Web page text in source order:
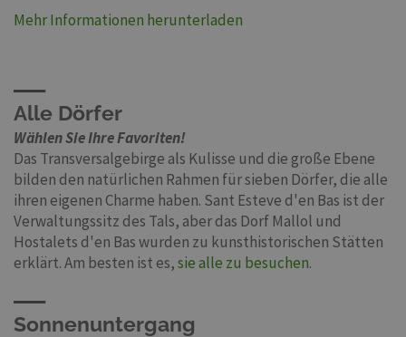
Mehr Informationen herunterladen
Alle Dörfer
Wählen Sie Ihre Favoriten!
Das Transversalgebirge als Kulisse und die große Ebene
bilden den natürlichen Rahmen für sieben Dörfer, die alle
ihren eigenen Charme haben. Sant Esteve d'en Bas ist der
Verwaltungssitz des Tals, aber das Dorf Mallol und
Hostalets d'en Bas wurden zu kunsthistorischen Stätten
erklärt. Am besten ist es,sie alle zu besuchen.
Sonnenuntergang